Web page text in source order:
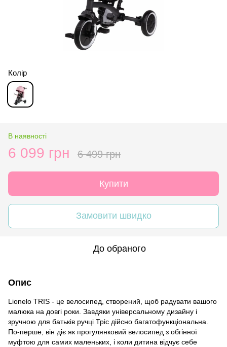
Колір
В наявності
6 099 грн 6 499 грн
Купити
Замовити швидко
До обраного
Опис
Lionelo TRIS - це велосипед, створений, щоб радувати вашого
малюка на довгі роки. Завдяки універсальному дизайну і
зручною для батьків ручці Тріс дійсно багатофункціональна.
По-перше, він діє як прогулянковий велосипед з обгінної
муфтою для самих маленьких, і коли дитина відчує себе